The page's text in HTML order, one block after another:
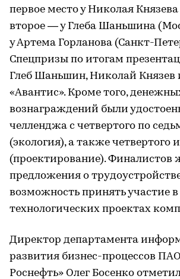
первое место у Николая
второе — у Глеба Шаньшина
у Артема Горланова (Санкт-
Спецпризы по итогам
Глеб Шаньшин, Николай Князев
«Авантис». Кроме того,
вознаграждений были
челленджа с четвертого по
(экология), а также четвертого
(проектирование). Финалистов
предложения о
возможность принять участие
технологических проектах
Директор департамента
развития бизнес-процессов
Роснефть» Олег Босенко